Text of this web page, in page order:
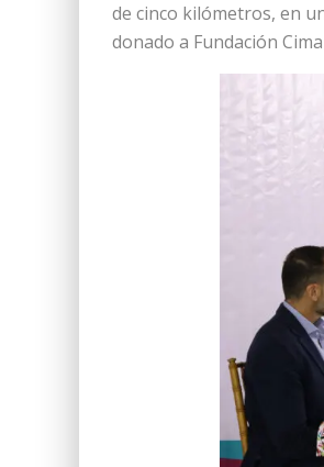
de cinco kilómetros, en
donado a Fundación Cima